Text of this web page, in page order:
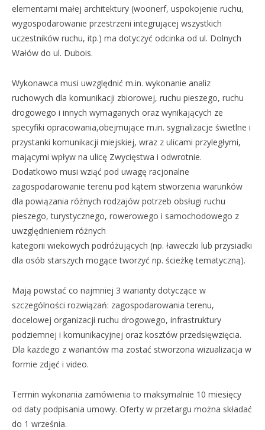
elementami małej architektury (woonerf, uspokojenie ruchu,
wygospodarowanie przestrzeni integrującej wszystkich
uczestników ruchu, itp.) ma dotyczyć odcinka od ul. Dolnych
Wałów do ul. Dubois.
Wykonawca musi uwzględnić m.in. wykonanie analiz
ruchowych dla komunikacji zbiorowej, ruchu pieszego, ruchu
drogowego i innych wymaganych oraz wynikających ze
specyfiki opracowania,obejmujące m.in. sygnalizacje świetlne i
przystanki komunikacji miejskiej, wraz z ulicami przyległymi,
mającymi wpływ na ulicę Zwycięstwa i odwrotnie.
Dodatkowo musi wziąć pod uwagę racjonalne
zagospodarowanie terenu pod kątem stworzenia warunków
dla powiązania różnych rodzajów potrzeb obsługi ruchu
pieszego, turystycznego, rowerowego i samochodowego z
uwzględnieniem różnych
kategorii wiekowych podróżujących (np. ławeczki lub przysiadki
dla osób starszych mogące tworzyć np. ścieżkę tematyczną).
Mają powstać co najmniej 3 warianty dotyczące w
szczególności rozwiązań: zagospodarowania terenu,
docelowej organizacji ruchu drogowego, infrastruktury
podziemnej i komunikacyjnej oraz kosztów przedsięwzięcia.
Dla każdego z wariantów ma zostać stworzona wizualizacja w
formie zdjęć i video.
Termin wykonania zamówienia to maksymalnie 10 miesięcy
od daty podpisania umowy. Oferty w przetargu można składać
do 1 września.